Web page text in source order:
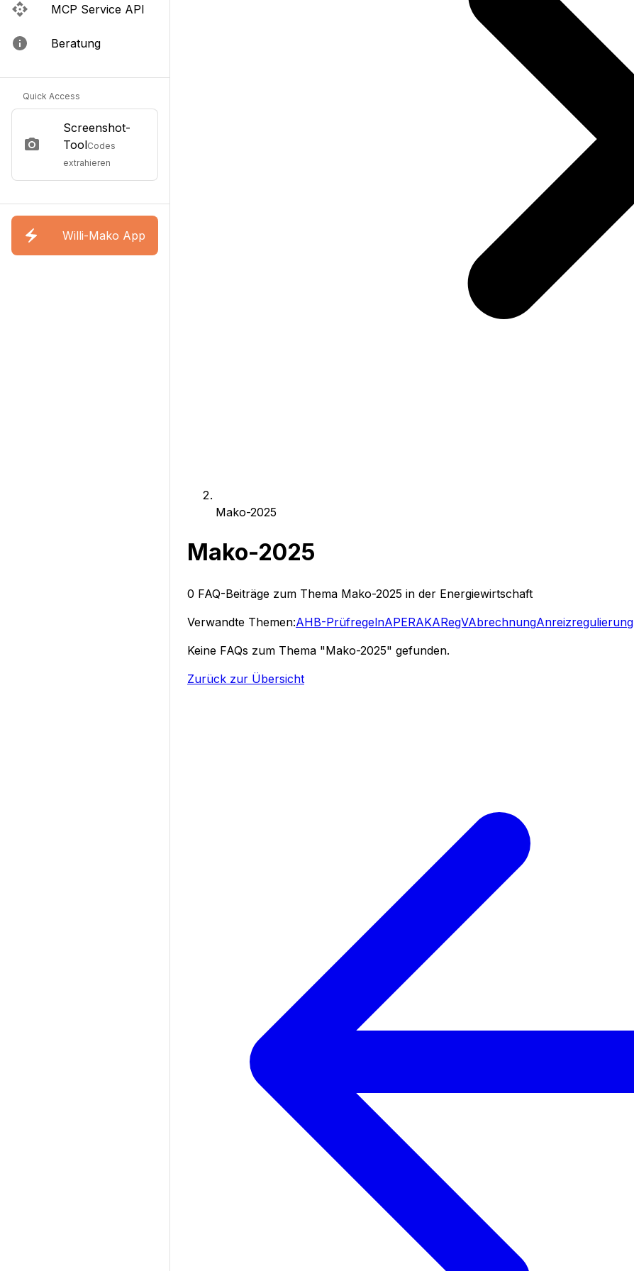
MCP Service API
Beratung
Quick Access
Screenshot-
ToolCodes
extrahieren
Willi-Mako App
Mako-2025
Mako-2025
0 FAQ-Beiträge zum Thema Mako-2025 in der Energiewirtschaft
Verwandte Themen:AHB-PrüfregelnAPERAKARegVAbrechnungAnreizregulierung
Keine FAQs zum Thema "Mako-2025" gefunden.
Zurück zur Übersicht